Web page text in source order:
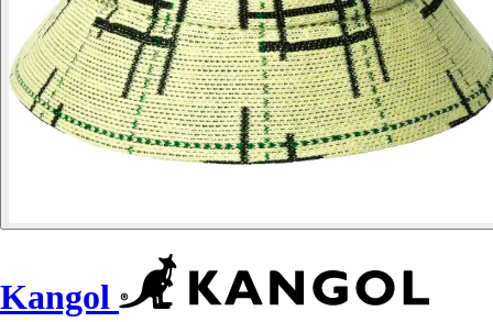
Kangol